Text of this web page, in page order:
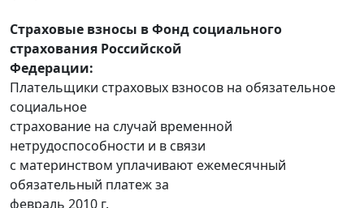
Страховые взносы в Фонд социального
страхования Российской
Федерации:
Плательщики страховых взносов на обязательное
социальное
страхование на случай временной
нетрудоспособности и в связи
с материнством уплачивают ежемесячный
обязательный платеж за
февраль 2010 г.